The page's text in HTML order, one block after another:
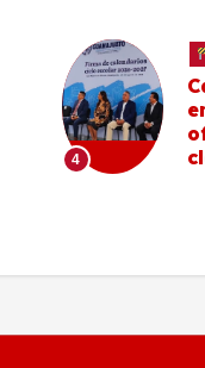
4